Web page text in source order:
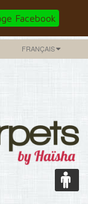
Facebook
FRANÇAIS